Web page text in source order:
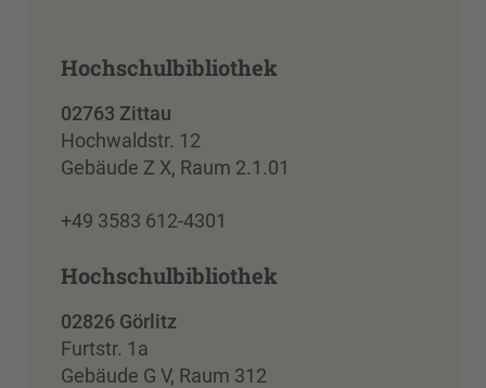
Hochschulbibliothek
02763 Zittau
Hochwaldstr. 12
Gebäude Z X, Raum 2.1.01
+49 3583 612-4301
Hochschulbibliothek
02826 Görlitz
Furtstr. 1a
Gebäude G V, Raum 312